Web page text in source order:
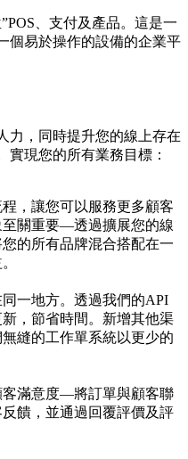
、支付及產品。這是一
個易於操作的設備的企業平
力，同時提升您的線上存在
實現您的所有業務目標：
，讓您可以服務更多顧客
關重要—透過擴展您的線
的所有品牌混合搭配在一
一地方。透過我們的API
，節省時間。新增其他渠
縫的工作單系統以更少的
滿意度—將訂單與顧客聯
饋，並通過回覆評價及評